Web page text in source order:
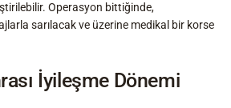
Operasyon bittiğinde,
sarılacak ve üzerine medikal bir korse
İyileşme Dönemi